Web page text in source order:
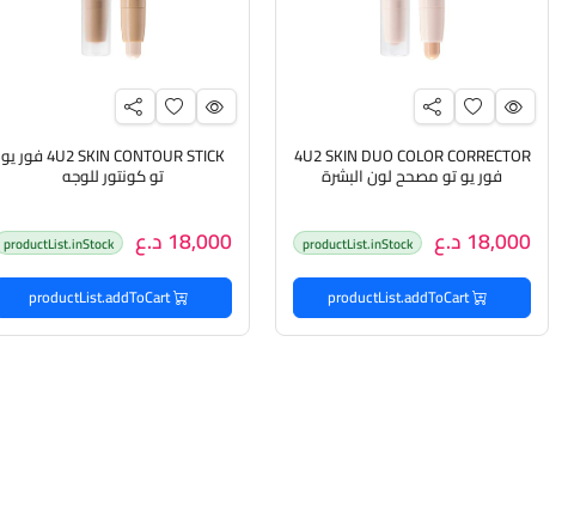
4U2 SKIN DUO COLOR CORRECTOR
فور يو تو مصحح لون البشرة
18,000 د.ع productList.inStock
productList.addToCart
4U2 SKIN CONTOUR STICK فور يو
تو كونتور للوجه
18,000 د.ع productList.inStock
productList.addToCart